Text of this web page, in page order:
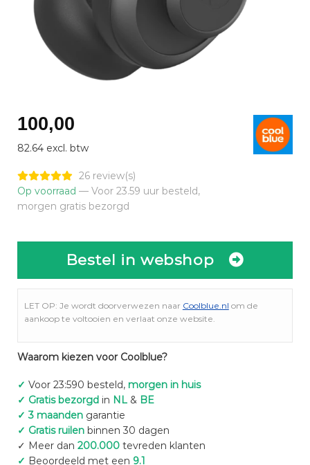
100,00
82.64 excl. btw
26 review(s)
Op voorraad — Voor 23.59 uur besteld,
morgen gratis bezorgd
Bestel in webshop
LET OP: Je wordt doorverwezen naar Coolblue.nl om de
aankoop te voltooien en verlaat onze website.
Waarom kiezen voor Coolblue?
✓ Voor 23:590 besteld, morgen in huis
✓ Gratis bezorgd in NL& BE
✓ 3 maanden garantie
✓ Gratis ruilenbinnen 30 dagen
✓ Meer dan 200.000tevreden klanten
✓ Beoordeeld met een 9.1